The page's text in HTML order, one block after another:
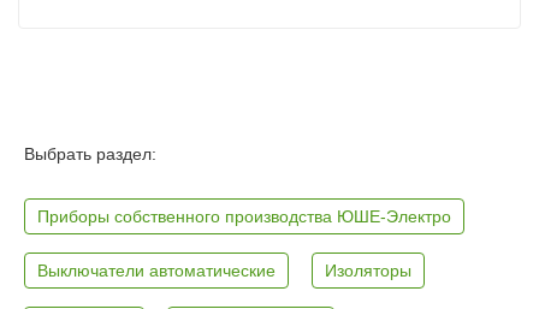
Выбрать раздел:
Приборы собственного производства ЮШЕ-Электро
Выключатели автоматические Изоляторы